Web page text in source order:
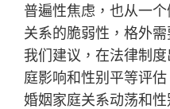
普遍性焦虑，也从一
关系的脆弱性，格外
我们建议，在法律制
庭影响和性别平等评
婚姻家庭关系动荡和